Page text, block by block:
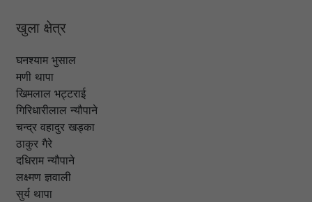
खुला क्षेत्र
घनश्याम भुसाल
मणी थापा
खिमलाल भट्टराई
गिरिधारीलाल न्यौपाने
चन्द्र वहादुर खड्का
ठाकुर गैरे
दधिराम न्यौपाने
लक्ष्मण ज्ञवाली
सुर्य थापा